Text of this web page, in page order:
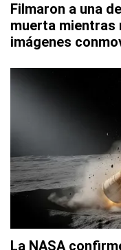
Filmaron a una
muerta mientras
imágenes
La NASA